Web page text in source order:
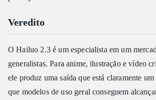
Veredito
O Hailuo 2.3 é um especialista em um
generalistas. Para anime, ilustração e vídeo
ele produz uma saída que está claramente
que modelos de uso geral conseguem